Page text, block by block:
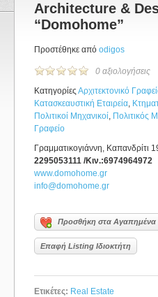
Architecture &
“Domohome”
Προστέθηκε από odigos
0 αξιολογήσεις
Κατηγορίες Αρχιτεκτονικό
Κατασκεαυστική Εταιρεία,
Πολιτικοί Μηχανικοί, Πολιτικός
Γραφείο
Γραμματικογιάννη, Καπανδρίτι
2295053111 /Κιν.:6974964972
www.domohome.gr
info@domohome.gr
Προσθήκη στα Αγαπημένα
Επαφή Listing Ιδιοκτήτη
Ετικέτες: Real Estate